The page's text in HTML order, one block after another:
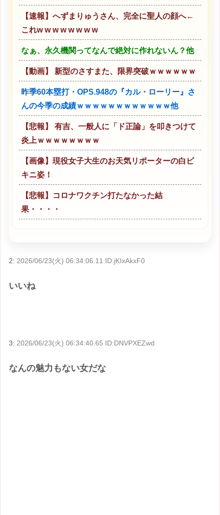
【速報】へずまりゅうさん、完全に聖人の顔へ←
これw w w w w w w w
なぁ、永久機関ってなんで絶対に作れないん？他
【動画】 新型のさすまた、限界突破ｗｗｗｗｗｗ
昨季60本塁打・OPS.948の『カル・ローリー』さ
んの今季の成績ｗｗｗｗｗｗｗｗｗｗｗｗ他
【悲報】 有吉、一般人に「ド正論」を叩きつけて
炎上ｗｗｗｗｗｗｗｗ
【画像】現役女子大生のお天気リポーターの白ビ
キニ姿！
【悲報】コロナワクチン打たなかった結
果・・・・
2: 2026/06/23(火) 06:34:06.11 ID:jKIxAkxF0
いいね
3: 2026/06/23(火) 06:34:40.65 ID:DNVPXEZwd
なんの魅力もない女だな